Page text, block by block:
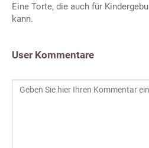
Eine Torte, die auch für
kann.
User Kommentare